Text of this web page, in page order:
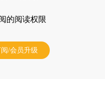
的阅读权限
/会员升级